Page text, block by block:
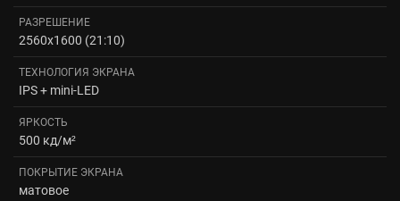
РАЗРЕШЕНИЕ
2560x1600 (21:10)
ТЕХНОЛОГИЯ ЭКРАНА
IPS + mini-LED
ЯРКОСТЬ
500 кд/м²
ПОКРЫТИЕ ЭКРАНА
матовое